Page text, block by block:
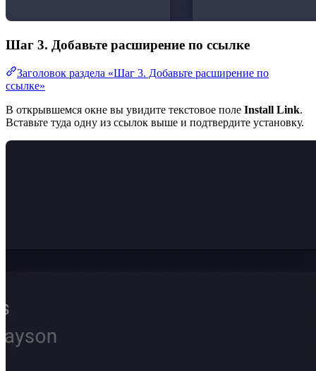
Шаг 3. Добавьте расширение по ссылке
Заголовок раздела «Шаг 3. Добавьте расширение по
ссылке»
В открывшемся окне вы увидите текстовое поле Install Link.
Вставьте туда одну из ссылок выше и подтвердите установку.